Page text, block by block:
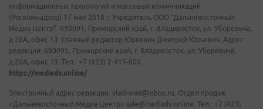
информационных технологий и массовых коммуникаций
(Роскомнадзор) 17 мая 2018 г. Учредитель ООО "Дальневосточный
Медиа Центр". 690091, Приморский край, г. Владивосток, ул. Уборевича,
д.20А, офис 13. Главный редактор Юркевич Дмитрий Юрьевич. Адрес
редакции: 690091, Приморский край, г. Владивосток, ул. Уборевича,
д.20А, офис 13. Тел.: +7 (423) 2-415-600.
https://mediadv.online/
Электронный адрес редакции: vladnews@inbox.ru. Отдел продаж
«Дальневосточный Медиа Центр» sale@mediadv.online. Тел.: +7 (423)